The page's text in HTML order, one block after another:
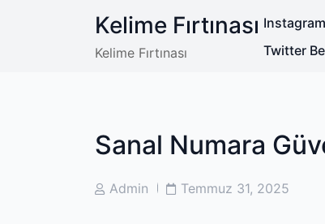
Kelime Fırtınası
Kelime Fırtınası
Twitter
Sanal Numara
PostAdmin
PostTemmuz 31, 2025